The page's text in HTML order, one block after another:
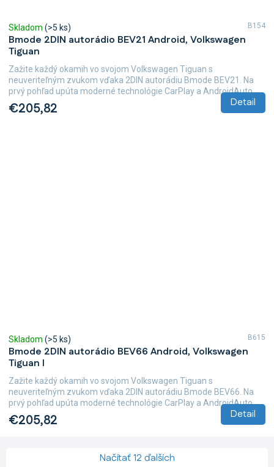
Bmode 2DIN autorádio BEV21 Android, Volkswagen
Tiguan
Skladom (>5 ks)
€205,82 Detail
Zažite každý okamih vo svojom Volkswagen Tiguan s
neuveriteľným zvukom vďaka 2DIN autorádiu Bmode BEV21. Na
prvý pohľad upúta moderné technológie CarPlay a AndroidAuto,...
B154
Bmode 2DIN autorádio BEV66 Android, Volkswagen
Tiguan I
Skladom (>5 ks)
€205,82 Detail
Zažite každý okamih vo svojom Volkswagen Tiguan s
neuveriteľným zvukom vďaka 2DIN autorádiu Bmode BEV66. Na
prvý pohľad upúta moderné technológie CarPlay a AndroidAuto,...
B615
Načítať 12 ďalších